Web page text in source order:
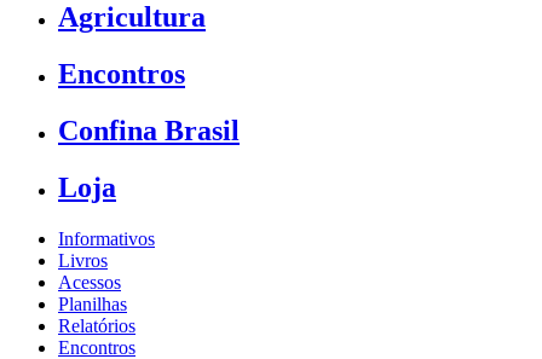
Agricultura
Encontros
Confina Brasil
Loja
Informativos
Livros
Acessos
Planilhas
Relatórios
Encontros